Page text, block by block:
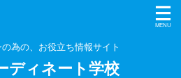
為の、お役立ち情報サイト
ディネート学校